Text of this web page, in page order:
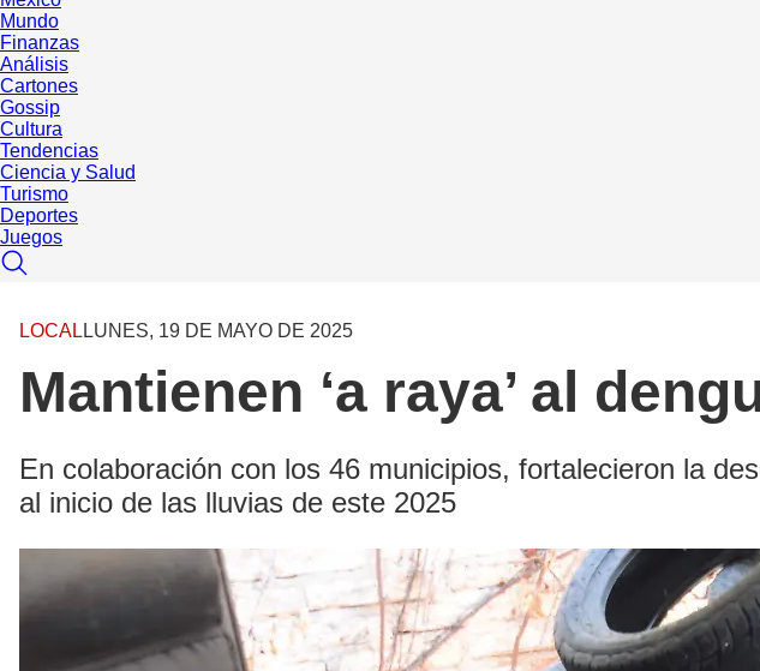
Mundo
Finanzas
Análisis
Cartones
Gossip
Cultura
Tendencias
Ciencia y Salud
Turismo
Deportes
Juegos
LOCAL LUNES, 19 DE MAYO DE 2025
Mantienen ‘a raya’ al
En colaboración con los 46 municipios, fortalecieron la
al inicio de las lluvias de este 2025